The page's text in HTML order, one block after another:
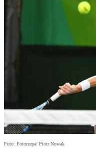
Foto: Fotorzepa/ Piotr Nowak